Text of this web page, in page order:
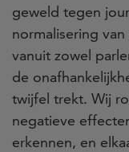
geweld tegen
normalisering
vanuit zowel
de
twijfel trekt. Wij
negatieve
erkennen, en